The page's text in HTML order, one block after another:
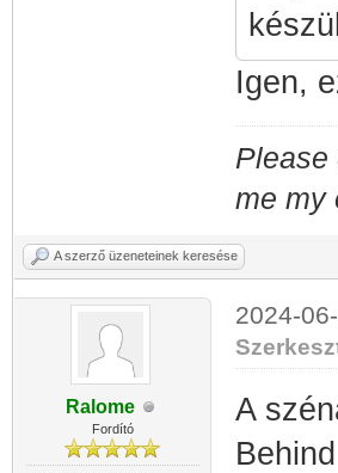
Igen,
Please
me my
A szerző üzeneteinek keresése
Ralome
Fordító
2024-
A